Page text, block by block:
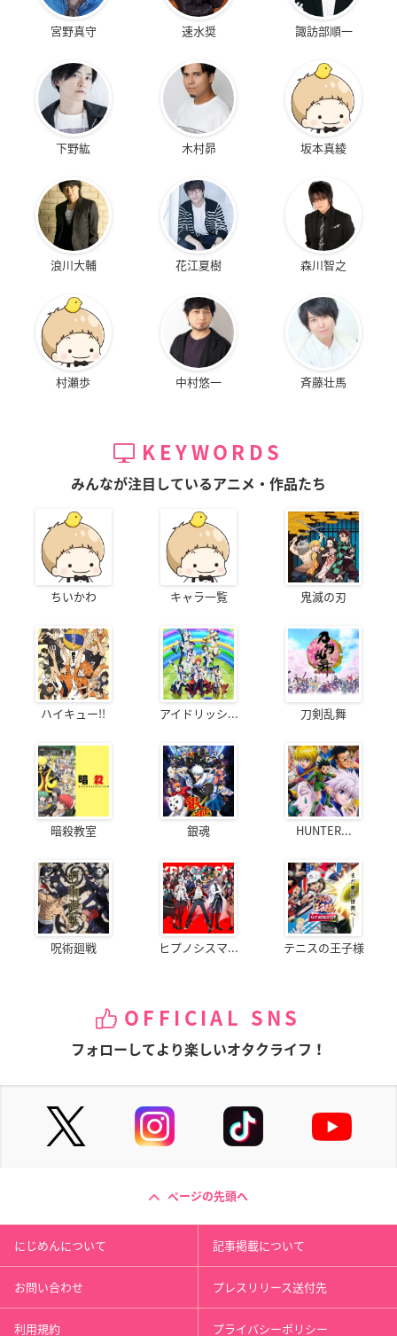
宮野真守 速水奨 諏訪部順一
下野紘 木村昴 坂本真綾
浪川大輔 花江夏樹 森川智之
村瀬歩 中村悠一 斉藤壮馬
KEYWORDS
みんなが注目しているアニメ・作品たち
ちいかわ キャラ一覧 鬼滅の刃
ハイキュー!! アイドリッシ... 刀剣乱舞
暗殺教室 銀魂 HUNTER...
呪術廻戦 ヒプノシスマ... テニスの王子様
OFFICIAL SNS
フォローしてより楽しいオタクライフ！
ページの先頭へ
にじめんについて 記事掲載について
お問い合わせ プレスリリース送付先
利用規約 プライバシーポリシー